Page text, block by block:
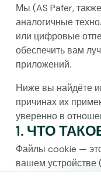
Мы (AS Pafer,
аналогичные
или цифровые
обеспечить вам
приложений.
Ниже вы найдёте
причинах их
уверенно в
1. ЧТО
Файлы cookie —
вашем
планшете) при